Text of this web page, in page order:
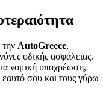
AutoGreece,
οδικής ασφάλειας.
νομική υποχρέωση,
εαυτό σου και τους γύρω